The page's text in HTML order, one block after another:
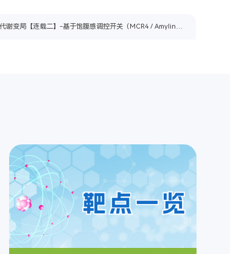
下一篇：GLP-1浪潮下的代谢变局【连载二】-基于饱腹感调控开关（MCR4 / Amylin）的解决方案